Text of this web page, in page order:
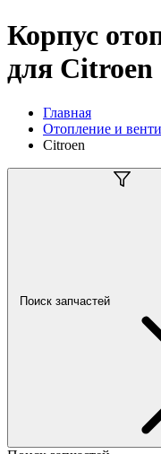
Корпус
для Citroen
Главная
Отопление и
Citroen
Поиск запчастей